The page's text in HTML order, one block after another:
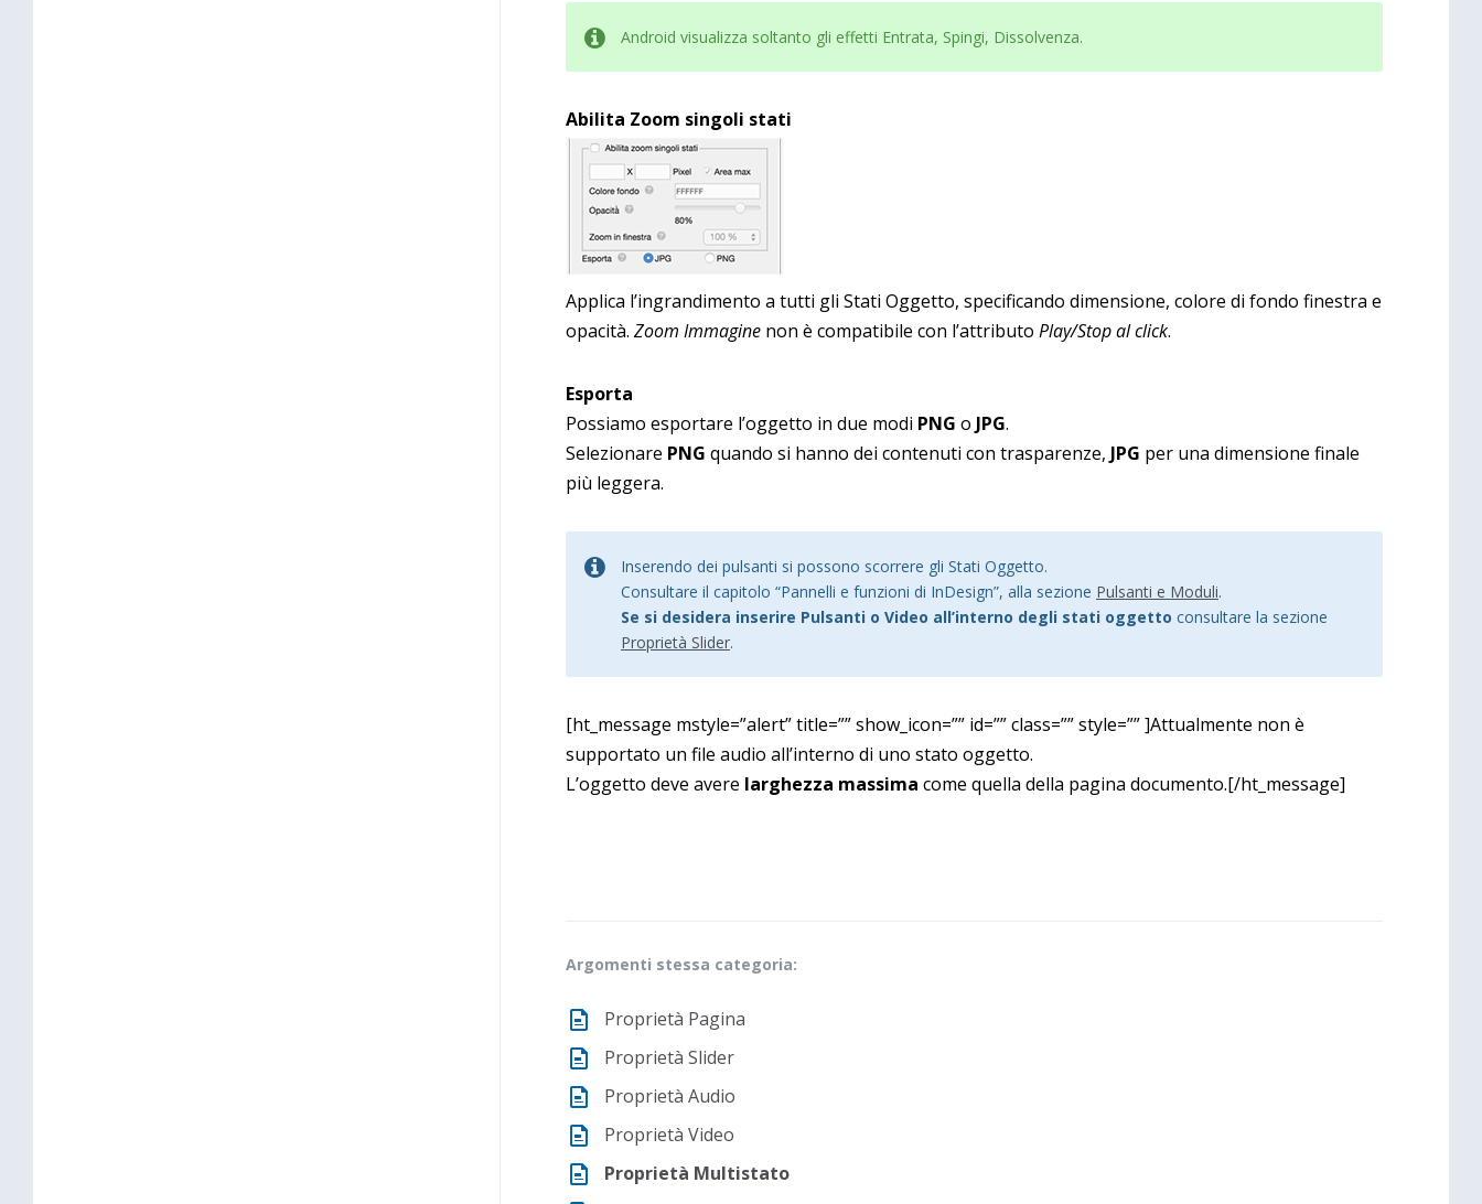
Android visualizza soltanto gli effetti Entrata, Spingi, Dissolvenza.
Abilita Zoom singoli stati
Applica l’ingrandimento a tutti gli Stati Oggetto, specificando dimensione, colore di fondo finestra e
opacità. Zoom Immaginenon è compatibile con l’attributo Play/Stop al click.
Esporta
Possiamo esportare l’oggetto in due modi PNG o JPG.
Selezionare PNG quando si hanno dei contenuti con trasparenze, JPG per una dimensione finale
più leggera.
Inserendo dei pulsanti si possono scorrere gli Stati Oggetto.
Consultare il capitolo “Pannelli e funzioni di InDesign”, alla sezione Pulsanti e Moduli.
Se si desidera inserire Pulsanti o Video all’interno degli stati oggetto consultare la sezione
Proprietà Slider.
[ht_message mstyle=”alert” title=”” show_icon=”” id=”” class=”” style=”” ]Attualmente non è
supportato un file audio all’interno di uno stato oggetto.
L’oggetto deve avere larghezza massima come quella della pagina documento.[/ht_message]
Argomenti stessa categoria:
Proprietà Pagina
Proprietà Slider
Proprietà Audio
Proprietà Video
Proprietà Multistato